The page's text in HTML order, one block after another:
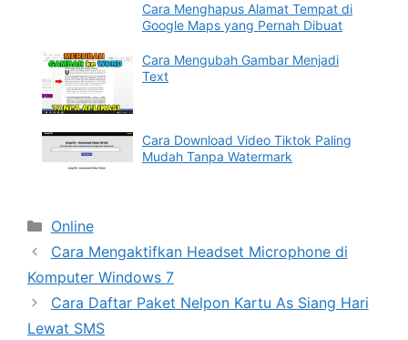
Cara Menghapus Alamat Tempat di
Google Maps yang Pernah Dibuat
Cara Mengubah Gambar Menjadi
Text
Cara Download Video Tiktok Paling
Mudah Tanpa Watermark
Categories
Online
Cara Mengaktifkan Headset Microphone di
Komputer Windows 7
Cara Daftar Paket Nelpon Kartu As Siang Hari
Lewat SMS